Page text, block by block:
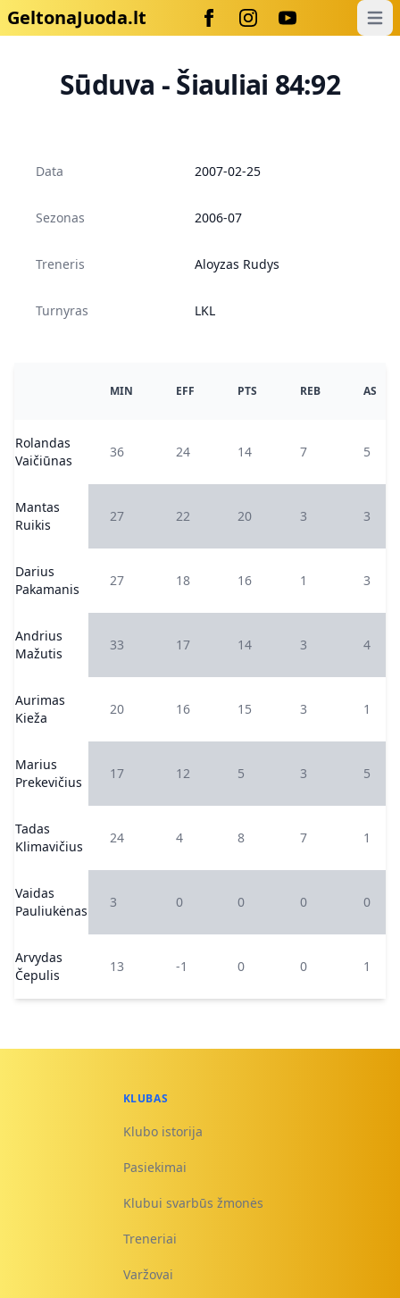
GeltonaJuoda.lt
Sūduva - Šiauliai 84:92
Data 2007-02-25
Sezonas 2006-07
Treneris Aloyzas Rudys
Turnyras LKL
MIN EFF PTS REB AS
Rolandas
Vaičiūnas
36 24 14 7 5
Mantas
Ruikis
27 22 20 3 3
Darius
Pakamanis
27 18 16 1 3
Andrius
Mažutis
33 17 14 3 4
Aurimas
Kieža
20 16 15 3 1
Marius
Prekevičius
17 12 5 3 5
Tadas
Klimavičius
24 4 8 7 1
Vaidas
Pauliukėnas
3 0 0 0 0
Arvydas
Čepulis
13 -1 0 0 1
KLUBAS
Klubo istorija
Pasiekimai
Klubui svarbūs žmonės
Treneriai
Varžovai